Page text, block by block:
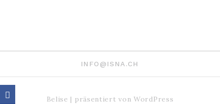
Belise | präsentiert vonWordPress
INFO@ISNA.CH